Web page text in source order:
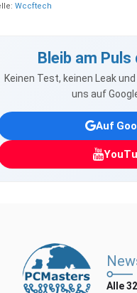
Wccftech
Bleib am
Keinen Test, keinen Leak
uns auf
Auf
Alle